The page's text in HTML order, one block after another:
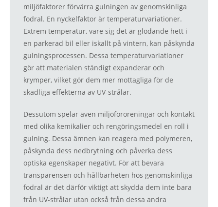
miljöfaktorer förvärra gulningen av genomskinliga
fodral. En nyckelfaktor är temperaturvariationer.
Extrem temperatur, vare sig det är glödande hett i
en parkerad bil eller iskallt på vintern, kan påskynda
gulningsprocessen. Dessa temperaturvariationer
gör att materialen ständigt expanderar och
krymper, vilket gör dem mer mottagliga för de
skadliga effekterna av UV-strålar.
Dessutom spelar även miljöföroreningar och kontakt
med olika kemikalier och rengöringsmedel en roll i
gulning. Dessa ämnen kan reagera med polymeren,
påskynda dess nedbrytning och påverka dess
optiska egenskaper negativt. För att bevara
transparensen och hållbarheten hos genomskinliga
fodral är det därför viktigt att skydda dem inte bara
från UV-strålar utan också från dessa andra